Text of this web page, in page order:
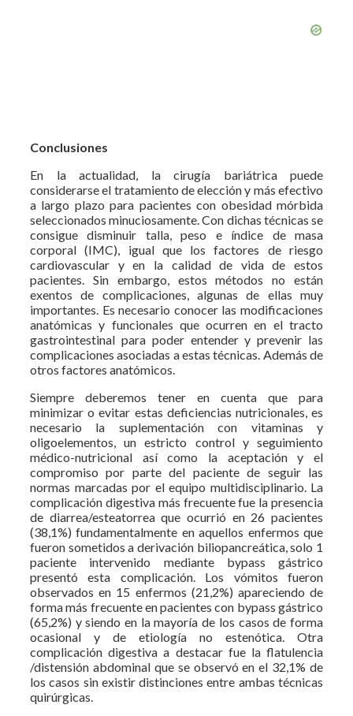
Conclusiones
En la actualidad, la cirugía bariátrica puede
considerarse el tratamiento de elección y más efectivo
a largo plazo para pacientes con obesidad mórbida
seleccionados minuciosamente. Con dichas técnicas se
consigue disminuir talla, peso e índice de masa
corporal (IMC), igual que los factores de riesgo
cardiovascular y en la calidad de vida de estos
pacientes. Sin embargo, estos métodos no están
exentos de complicaciones, algunas de ellas muy
importantes. Es necesario conocer las modificaciones
anatómicas y funcionales que ocurren en el tracto
gastrointestinal para poder entender y prevenir las
complicaciones asociadas a estas técnicas. Además de
otros factores anatómicos.
Siempre deberemos tener en cuenta que para
minimizar o evitar estas deficiencias nutricionales, es
necesario la suplementación con vitaminas y
oligoelementos, un estricto control y seguimiento
médico-nutricional así como la aceptación y el
compromiso por parte del paciente de seguir las
normas marcadas por el equipo multidisciplinario. La
complicación digestiva más frecuente fue la presencia
de diarrea/esteatorrea que ocurrió en 26 pacientes
(38,1%) fundamentalmente en aquellos enfermos que
fueron sometidos a derivación biliopancreática, solo 1
paciente intervenido mediante bypass gástrico
presentó esta complicación. Los vómitos fueron
observados en 15 enfermos (21,2%) apareciendo de
forma más frecuente en pacientes con bypass gástrico
(65,2%) y siendo en la mayoría de los casos de forma
ocasional y de etiología no estenótica. Otra
complicación digestiva a destacar fue la flatulencia
/distensión abdominal que se observó en el 32,1% de
los casos sin existir distinciones entre ambas técnicas
quirúrgicas.